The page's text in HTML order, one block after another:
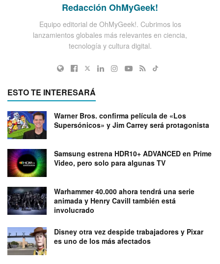
Redacción OhMyGeek!
Equipo editorial de OhMyGeek!. Cubrimos los
lanzamientos globales más relevantes en ciencia,
tecnología y cultura digital.
ESTO TE INTERESARÁ
Warner Bros. confirma película de «Los
Supersónicos» y Jim Carrey será protagonista
Samsung estrena HDR10+ ADVANCED en Prime
Video, pero solo para algunas TV
Warhammer 40.000 ahora tendrá una serie
animada y Henry Cavill también está
involucrado
Disney otra vez despide trabajadores y Pixar
es uno de los más afectados